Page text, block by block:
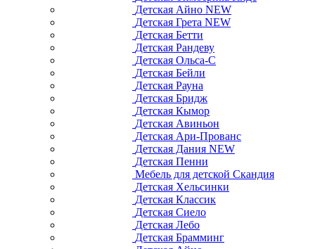
Детская Айно NEW
Детская Грета NEW
Детская Бетти
Детская Рандеву
Детская Ольса-С
Детская Бейли
Детская Рауна
Детская Бридж
Детская Кымор
Детская Авиньон
Детская Ари-Прованс
Детская Дания NEW
Детская Пенни
Мебель для детской Скандия
Детская Хельсинки
Детская Классик
Детская Сиело
Детская Лебо
Детская Брамминг